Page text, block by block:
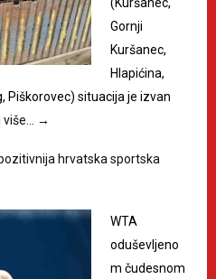
(Kuršanec,
Gornji
Kuršanec,
Hlapićina,
Piškorovec) situacija je izvan
više… →
hrvatska sportska
WTA
oduševljeno
m čudesnom